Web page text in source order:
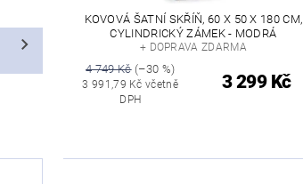
KOVOVÁ ŠATNÍ SKŘÍŇ, 60 X 50 X 180 CM,
CYLINDRICKÝ ZÁMEK - MODRÁ
+ DOPRAVA ZDARMA
4 749 Kč(–30 %)
3 991,79 Kč včetně
DPH
3 299 Kč